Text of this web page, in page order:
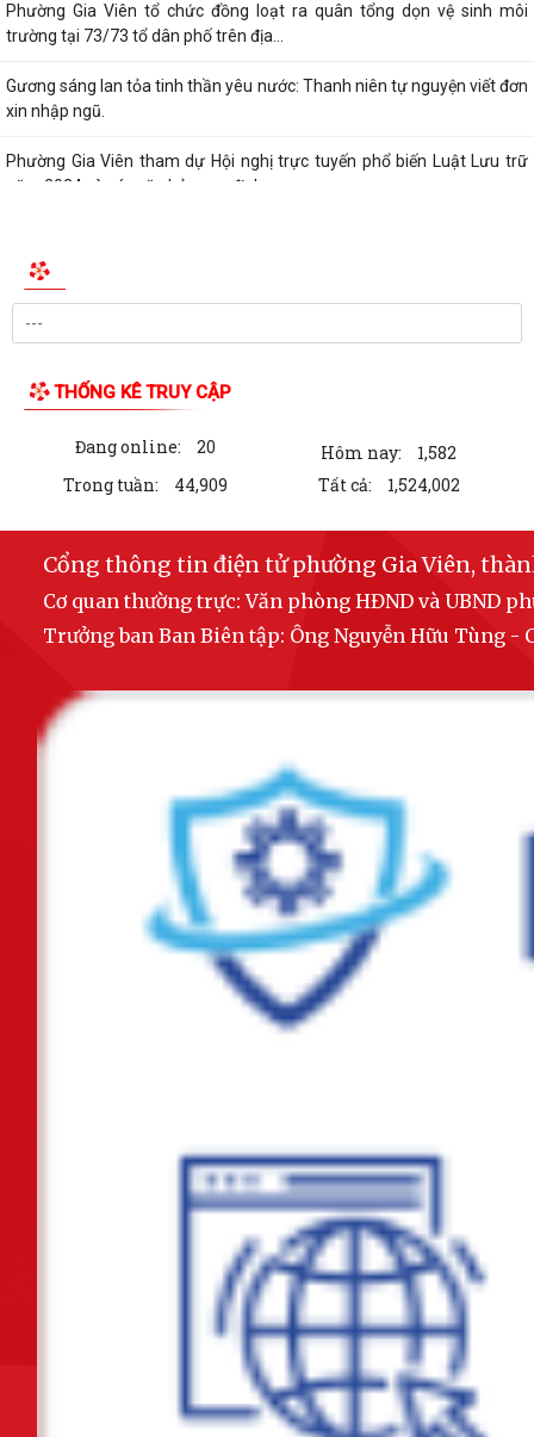
Phường Gia Viên tổ chức đồng loạt ra quân tổng dọn vệ sinh môi
trường tại 73/73 tổ dân phố trên địa...
Gương sáng lan tỏa tinh thần yêu nước: Thanh niên tự nguyện viết đơn
xin nhập ngũ.
Phường Gia Viên tham dự Hội nghị trực tuyến phổ biến Luật Lưu trữ
năm 2024 và các văn bản quy định...
THỐNG KÊ TRUY CẬP
Đang online: 20 Hôm nay:
1,582
Trong tuần:
44,909 Tất cả: 1,524,002
Cổng thông tin điện tử phường Gia Viên,
Cơ quan thường trực: Văn phòng HĐND và UBND
Trưởng ban Ban Biên tập: Ông Nguyễn Hữu Tùng -